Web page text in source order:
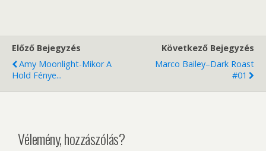
Előző Bejegyzés
Amy Moonlight-Mikor A
Hold Fénye...
Következő Bejegyzés
Marco Bailey–Dark Roast
#01
Vélemény, hozzászólás?